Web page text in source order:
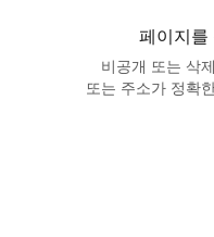
페이지를
비공개 또는 삭
또는 주소가 정확